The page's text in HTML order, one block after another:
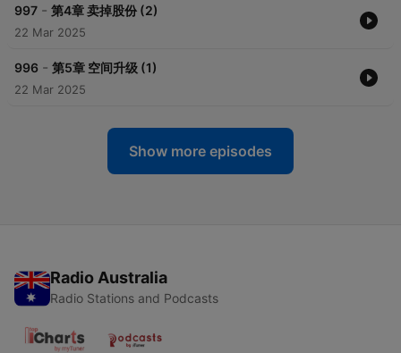
997 - 第4章 卖掉股份 (2)
22 Mar 2025
996 - 第5章 空间升级 (1)
22 Mar 2025
Show more episodes
Radio Australia
Radio Stations and Podcasts